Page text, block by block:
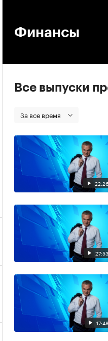
Финансы
Все выпуски
За все время
22:26
27:53
17:48